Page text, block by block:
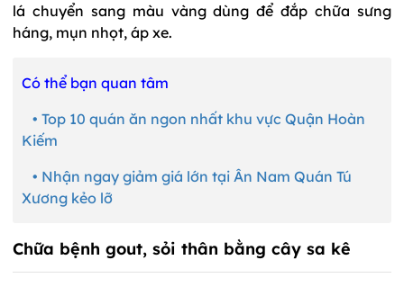
lá chuyển sang màu vàng dùng để đắp chữa sưng
háng, mụn nhọt, áp xe.
Có thể bạn quan tâm
• Top 10 quán ăn ngon nhất khu vực Quận Hoàn
Kiếm
• Nhận ngay giảm giá lớn tại Ân Nam Quán Tú
Xương kẻo lỡ
Chữa bệnh gout, sỏi thân bằng cây sa kê